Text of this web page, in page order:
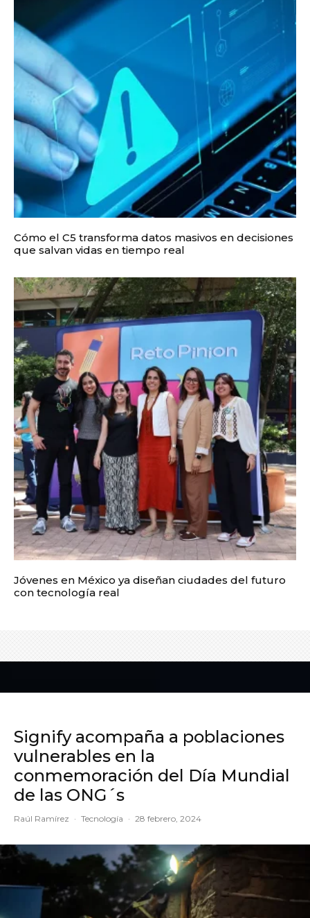
Cómo el C5 transforma datos masivos en decisiones
que salvan vidas en tiempo real
Jóvenes en México ya diseñan ciudades del futuro
con tecnología real
Signify acompaña a poblaciones
vulnerables en la
conmemoración del Día Mundial
de las ONG´s
Raúl Ramírez · Tecnología · 28 febrero, 2024